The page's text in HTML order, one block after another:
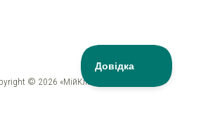
© 2026 «МійКлас»